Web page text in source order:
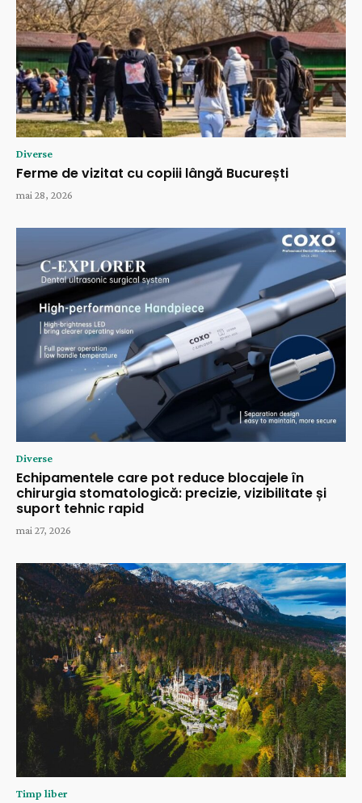
Diverse
Ferme de vizitat cu copiii lângă București
mai 28, 2026
Diverse
Echipamentele care pot reduce blocajele în
chirurgia stomatologică: precizie, vizibilitate și
suport tehnic rapid
mai 27, 2026
Timp liber